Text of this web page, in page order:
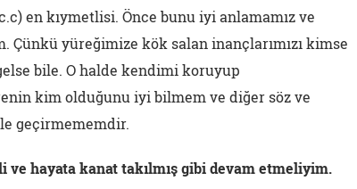
en kıymetlisi. Önce bunu iyi anlamamız ve
yüreğimize kök salan inançlarımızı kimse
bile. O halde kendimi koruyup
kim olduğunu iyi bilmem ve diğer söz ve
geçirmememdir.
hayata kanat takılmış gibi devam etmeliyim.